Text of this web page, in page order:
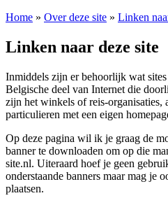
Home » Over deze site » Linken
Linken naar deze site
Inmiddels zijn er behoorlijk wat
Belgische deel van Internet die
zijn het winkels of reis-organisaties,
particulieren met een eigen
Op deze pagina wil ik je graag de
banner te downloaden om op die
site.nl. Uiteraard hoef je geen
onderstaande banners maar mag je
plaatsen.